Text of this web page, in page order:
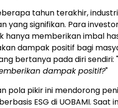
tahun terakhir,
yang signifikan. Para
hanya memberikan imbal
dampak positif bagi
bertanya pada diri sendiri: "
dampak positif?"
pola pikir ini mendorong
ESG di UOBAMI. Saat